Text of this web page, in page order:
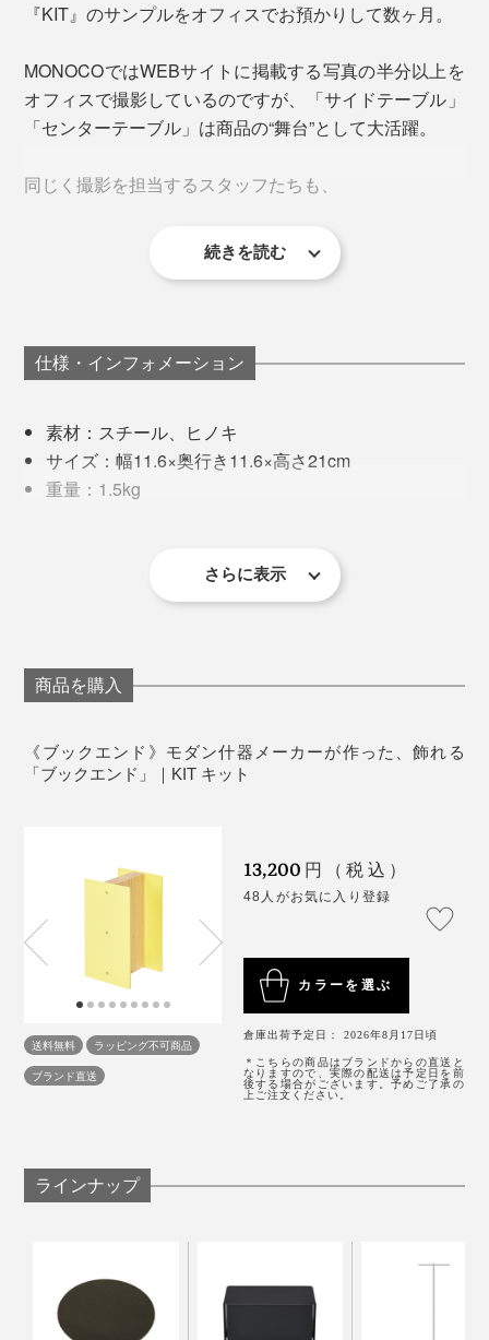
レイを楽しんでください。
写真左は「インダストリアルグリーン」を横に、右は「ブリック」を縦に置いて
「ブックエンド」に板を乗せれば、文庫本用の本棚が完
えて変えて、カラフルな本棚にするのも素敵です。
カラー展開は「イエロー」「ブリック」「ライトグレ
ー」「インダストリアルグリーン」「ブラック」の5
それまでお付き合いのあった、デザイナーや設計事務所
関係者、商業施設の運営者などが自宅にも置きたいと思
える家具をというのが裏テーマ。
わり、どこかに愛らしさのあるデザインです。
写真奥は「ブックエンド（本品）、手前は「 ケーブルボックス」
このシンプルさ、簡単なようで難しい技術の結集。
素材も製作もALLジャパンメイド。粘り気があって強度
が出やすい日本製のスチールを使い、熟練の日本の職人
『KIT』のサンプルをオフィスでお預かりして数ヶ月。
MONOCOではWEBサイトに掲載する写真の半分以上を
オフィスで撮影しているのですが、「サイドテーブル」
「センターテーブル」は商品の“舞台”として大活躍。
同じく撮影を担当するスタッフたちも、
「モダンにも柔らかく撮影できて、商品が映える」
と太鼓判。気づけば、いろんな商品のイメージ写真に使
テーブルとしてだけでなく、好きなものを飾っておける
続きを読む
仕様・インフォメーション
素材：スチール、ヒノキ
サイズ：幅11.6×奥行き11.6×高さ21cm
重量：1.5kg
さらに表示
商品を購入
《ブックエンド》モダン什器メーカーが作った、飾れる
「ブックエンド」｜KIT キット
送料無料
ラッピング不可商品
ブランド直送
13,200 円（税込）
48人がお気に入り登録
カラーを選ぶ
倉庫出荷予定日： 2026年8月17日頃
＊こちらの商品はブランドからの直送と
なりますので、実際の配送は予定日を前
後する場合がございます。予めご了承の
上ご注文ください。
ラインナップ